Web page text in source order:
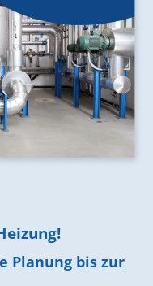
Planung bis zur